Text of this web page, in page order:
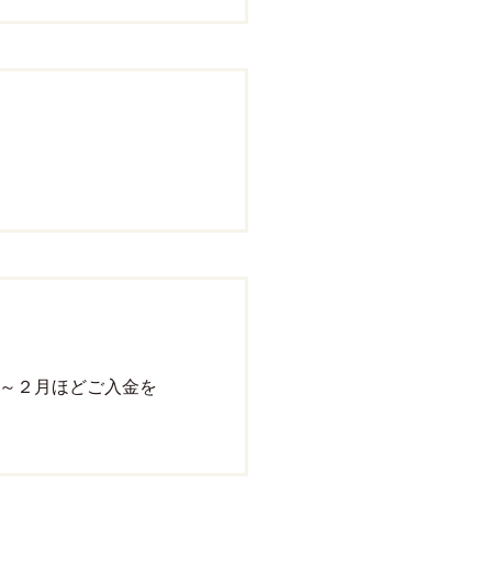
２月ほどご入金を